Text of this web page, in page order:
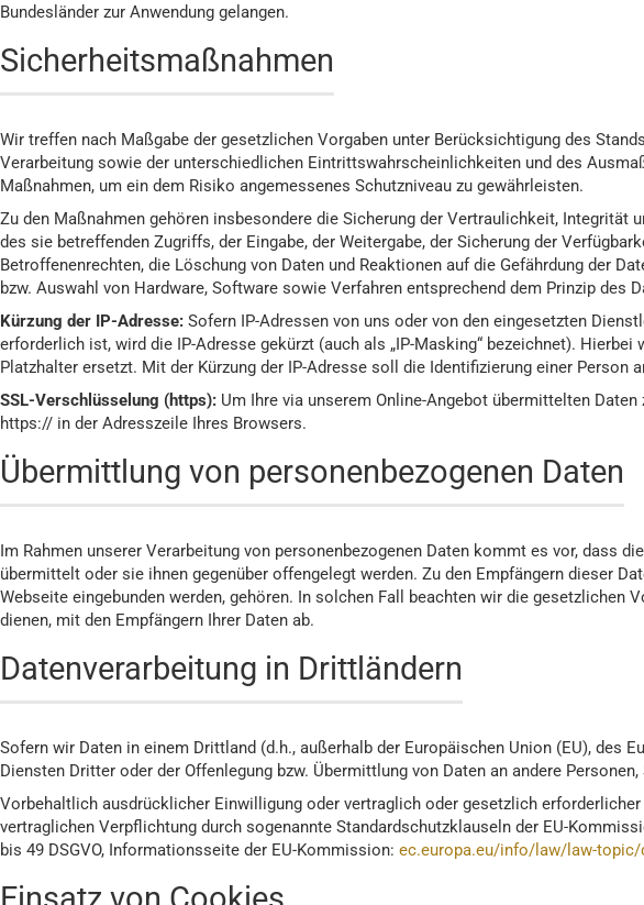
Bundesländer zur Anwendung gelangen.
Sicherheitsmaßnahmen
Wir treffen nach Maßgabe der gesetzlichen Vorgaben unter Berücksichtigung des
Verarbeitung sowie der unterschiedlichen Eintrittswahrscheinlichkeiten und des
Maßnahmen, um ein dem Risiko angemessenes Schutzniveau zu gewährleisten.
Zu den Maßnahmen gehören insbesondere die Sicherung der Vertraulichkeit,
des sie betreffenden Zugriffs, der Eingabe, der Weitergabe, der Sicherung der
Betroffenenrechten, die Löschung von Daten und Reaktionen auf die Gefährdung der
bzw. Auswahl von Hardware, Software sowie Verfahren entsprechend dem Prinzip
Kürzung der IP-Adresse: Sofern IP-Adressen von uns oder von den eingesetzten
erforderlich ist, wird die IP-Adresse gekürzt (auch als „IP-Masking“ bezeichnet).
Platzhalter ersetzt. Mit der Kürzung der IP-Adresse soll die Identifizierung einer Person
SSL-Verschlüsselung (https): Um Ihre via unserem Online-Angebot übermittelten
https:// in der Adresszeile Ihres Browsers.
Übermittlung von personenbezogenen Daten
Im Rahmen unserer Verarbeitung von personenbezogenen Daten kommt es vor, dass
übermittelt oder sie ihnen gegenüber offengelegt werden. Zu den Empfängern dieser
Webseite eingebunden werden, gehören. In solchen Fall beachten wir die gesetzlichen
dienen, mit den Empfängern Ihrer Daten ab.
Datenverarbeitung in Drittländern
Sofern wir Daten in einem Drittland (d.h., außerhalb der Europäischen Union (EU), des
Diensten Dritter oder der Offenlegung bzw. Übermittlung von Daten an andere
Vorbehaltlich ausdrücklicher Einwilligung oder vertraglich oder gesetzlich
vertraglichen Verpflichtung durch sogenannte Standardschutzklauseln der EU-
bis 49 DSGVO, Informationsseite der EU-Kommission: ec.europa.eu/info/law/law-